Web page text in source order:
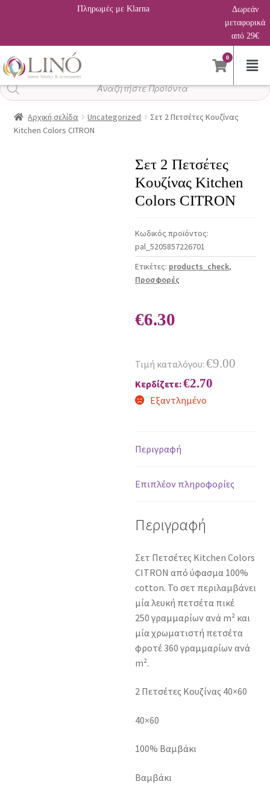
Πληρωμές με Klarna
Δωρεάν
μεταφορικά
από 29€
0
Αναζήτηση
προϊόντων
Αρχική σελίδα Uncategorized
Σετ 2 Πετσέτες Κουζίνας
Kitchen Colors CITRON
Σετ 2 Πετσέτες
Κουζίνας Kitchen
Colors CITRON
Κωδικός προϊόντος:
pal_5205857226701
Ετικέτες: products_check,
Προσφορές
€6.30
Τιμή καταλόγου: €9.00
Κερδίζετε:€2.70
Εξαντλημένο
Περιγραφή
Επιπλέον πληροφορίες
Περιγραφή
Σετ Πετσέτες Kitchen Colors
CITRON από ύφασμα 100%
cotton. Το σετ περιλαμβάνει
μία λευκή πετσέτα πικέ
250 γραμμαρίων ανά m² και
μία χρωματιστή πετσέτα
φροτέ 360 γραμμαρίων ανά
m².
2 Πετσέτες Κουζίνας 40×60
40×60
100% Βαμβάκι
Βαμβάκι